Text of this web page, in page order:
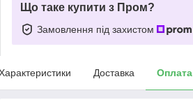
Що таке купити з Пром?
Замовлення під захистом
Доставка Оплата